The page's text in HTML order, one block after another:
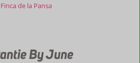
Finca de la Pansa
By June